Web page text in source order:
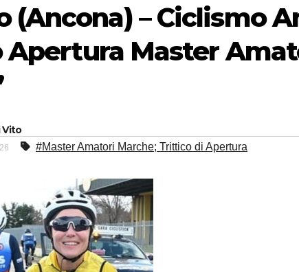
(Ancona) – Ciclismo
Master
Vito
#Master Amatori Marche; Trittico di Apertura